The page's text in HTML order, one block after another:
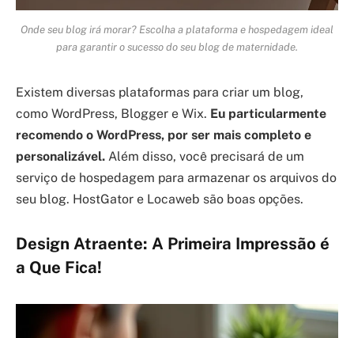
Onde seu blog irá morar? Escolha a plataforma e hospedagem ideal
para garantir o sucesso do seu blog de maternidade.
Existem diversas plataformas para criar um blog,
como WordPress, Blogger e Wix. Eu particularmente
recomendo o WordPress, por ser mais completo e
personalizável. Além disso, você precisará de um
serviço de hospedagem para armazenar os arquivos do
seu blog. HostGator e Locaweb são boas opções.
Design Atraente: A Primeira Impressão é
a Que Fica!